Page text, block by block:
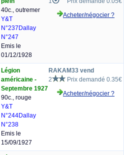
40c., outremer
Y&T
N°237 Dallay
N°247
Emis le
01/12/1928
Acheter/négocier ?
Légion
américaine -
Septembre 1927
90c., rouge
Y&T
N°244Dallay
N°238
Emis le
15/09/1927
RAKAM33 vend
2
Prix demandé 0.35€
Acheter/négocier ?